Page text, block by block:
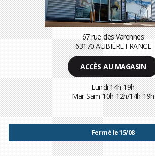
67 rue des Varennes
63170 AUBIÈRE FRANCE
ACCÈS AU MAGASIN
Lundi 14h-19h
Mar-Sam 10h-12h/14h-19h
Fermé le 15/08